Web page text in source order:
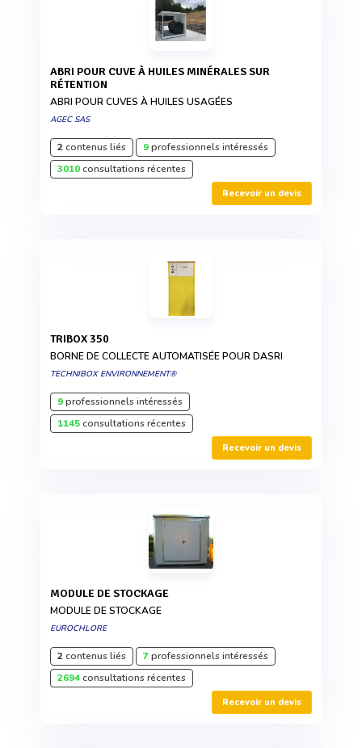
ABRI POUR CUVE À HUILES MINÉRALES SUR
RÉTENTION
ABRI POUR CUVES À HUILES USAGÉES
AGEC SAS
2contenus liés 9professionnels intéressés
3010consultations récentes
Recevoir un devis
TRIBOX 350
BORNE DE COLLECTE AUTOMATISÉE POUR DASRI
TECHNIBOX ENVIRONNEMENT®
9professionnels intéressés
1145consultations récentes
Recevoir un devis
MODULE DE STOCKAGE
MODULE DE STOCKAGE
EUROCHLORE
2contenus liés 7professionnels intéressés
2694consultations récentes
Recevoir un devis